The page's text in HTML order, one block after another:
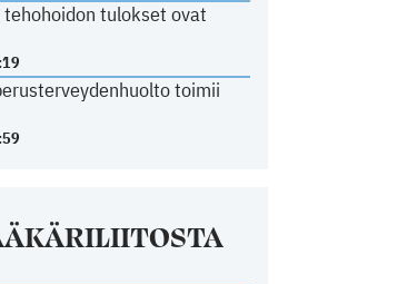
tehohoidon tulokset ovat
toimii